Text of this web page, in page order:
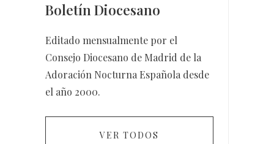
Boletín Diocesano
Editado mensualmente por el
Consejo Diocesano de Madrid de la
Adoración Nocturna Española desde
el año 2000.
VER TODOS